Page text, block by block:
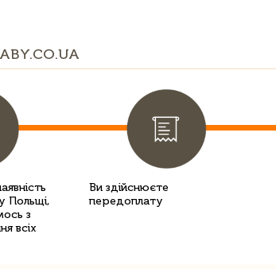
Польщі,
з
всіх
Ви здійснюєте
передоплату